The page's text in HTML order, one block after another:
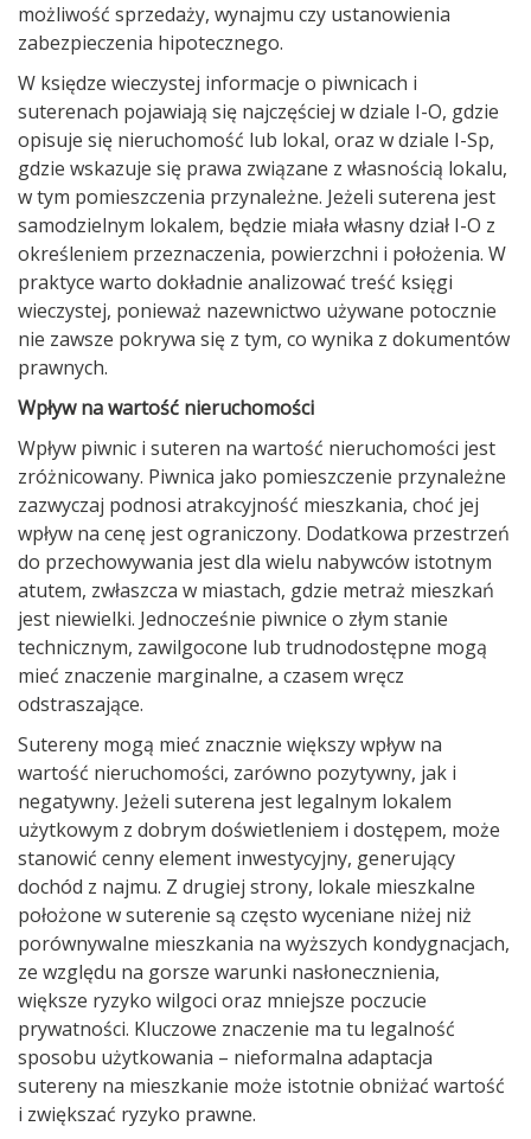
możliwość sprzedaży, wynajmu czy ustanowienia
zabezpieczenia hipotecznego.
W księdze wieczystej informacje o piwnicach i
suterenach pojawiają się najczęściej w dziale I-O, gdzie
opisuje się nieruchomość lub lokal, oraz w dziale I-Sp,
gdzie wskazuje się prawa związane z własnością lokalu,
w tym pomieszczenia przynależne. Jeżeli suterena jest
samodzielnym lokalem, będzie miała własny dział I-O z
określeniem przeznaczenia, powierzchni i położenia. W
praktyce warto dokładnie analizować treść księgi
wieczystej, ponieważ nazewnictwo używane potocznie
nie zawsze pokrywa się z tym, co wynika z dokumentów
prawnych.
Wpływ na wartość nieruchomości
Wpływ piwnic i suteren na wartość nieruchomości jest
zróżnicowany. Piwnica jako pomieszczenie przynależne
zazwyczaj podnosi atrakcyjność mieszkania, choć jej
wpływ na cenę jest ograniczony. Dodatkowa przestrzeń
do przechowywania jest dla wielu nabywców istotnym
atutem, zwłaszcza w miastach, gdzie metraż mieszkań
jest niewielki. Jednocześnie piwnice o złym stanie
technicznym, zawilgocone lub trudnodostępne mogą
mieć znaczenie marginalne, a czasem wręcz
odstraszające.
Sutereny mogą mieć znacznie większy wpływ na
wartość nieruchomości, zarówno pozytywny, jak i
negatywny. Jeżeli suterena jest legalnym lokalem
użytkowym z dobrym doświetleniem i dostępem, może
stanowić cenny element inwestycyjny, generujący
dochód z najmu. Z drugiej strony, lokale mieszkalne
położone w suterenie są często wyceniane niżej niż
porównywalne mieszkania na wyższych kondygnacjach,
ze względu na gorsze warunki nasłonecznienia,
większe ryzyko wilgoci oraz mniejsze poczucie
prywatności. Kluczowe znaczenie ma tu legalność
sposobu użytkowania – nieformalna adaptacja
sutereny na mieszkanie może istotnie obniżać wartość
i zwiększać ryzyko prawne.